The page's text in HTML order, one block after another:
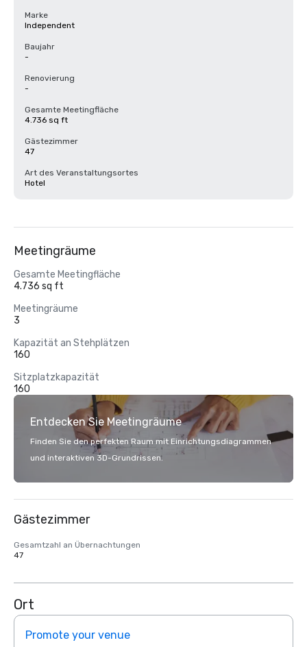
Marke
Independent
Baujahr
-
Renovierung
-
Gesamte Meetingfläche
4.736 sq ft
Gästezimmer
47
Art des Veranstaltungsortes
Hotel
Meetingräume
Gesamte Meetingfläche
4.736 sq ft
Meetingräume
3
Kapazität an Stehplätzen
160
Sitzplatzkapazität
160
Entdecken Sie Meetingräume
Finden Sie den perfekten Raum mit Einrichtungsdiagrammen
und interaktiven 3D-Grundrissen.
Gästezimmer
Gesamtzahl an Übernachtungen
47
Ort
Promote your venue